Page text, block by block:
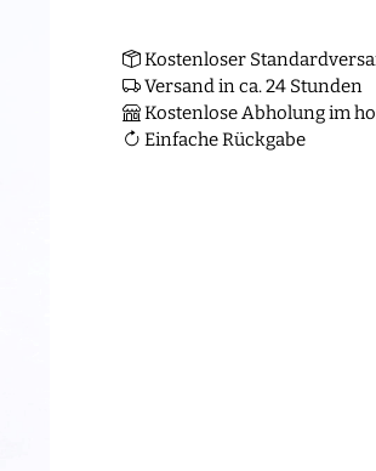
Kostenloser
Versand in ca. 24 Stunden
Kostenlose Abholung im
Einfache Rückgabe